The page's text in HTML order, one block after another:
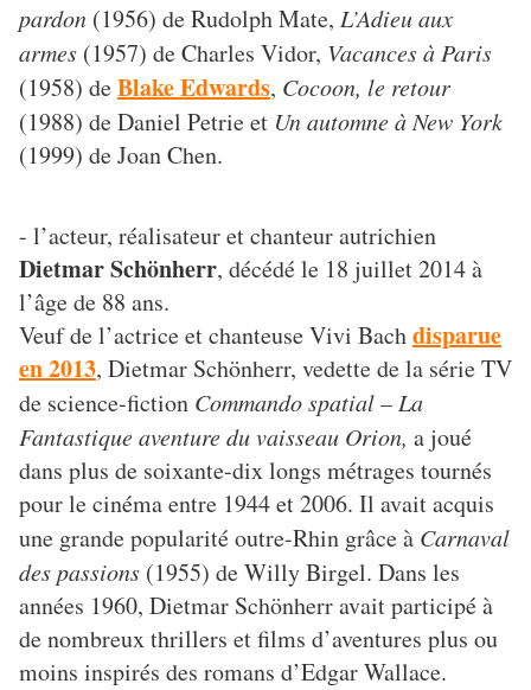
pardon (1956) de Rudolph Mate, L’Adieu aux
armes (1957) de Charles Vidor, Vacances à Paris
(1958) deBlake Edwards, Cocoon, le retour
(1988) de Daniel Petrie et Un automne à New York
(1999) de Joan Chen.
- l’acteur, réalisateur et chanteur autrichien
Dietmar Schönherr, décédé le 18 juillet 2014 à
l’âge de 88 ans.
Veuf de l’actrice et chanteuse Vivi Bachdisparue
en 2013, Dietmar Schönherr, vedette de la série TV
de science-fiction Commando spatial – La
Fantastique aventure du vaisseau Orion, a joué
dans plus de soixante-dix longs métrages tournés
pour le cinéma entre 1944 et 2006. Il avait acquis
une grande popularité outre-Rhin grâce à Carnaval
des passions (1955) de Willy Birgel. Dans les
années 1960, Dietmar Schönherr avait participé à
de nombreux thrillers et films d’aventures plus ou
moins inspirés des romans d’Edgar Wallace.